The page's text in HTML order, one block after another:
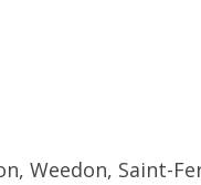
Weedon, Saint-